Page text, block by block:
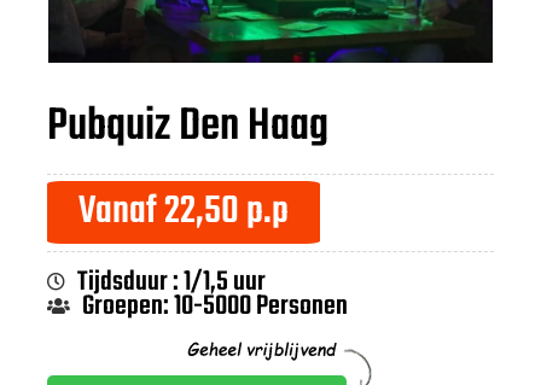
Pubquiz Den Haag
Vanaf 22,50 p.p
Tijdsduur : 1/1,5 uur
Groepen: 10-5000 Personen